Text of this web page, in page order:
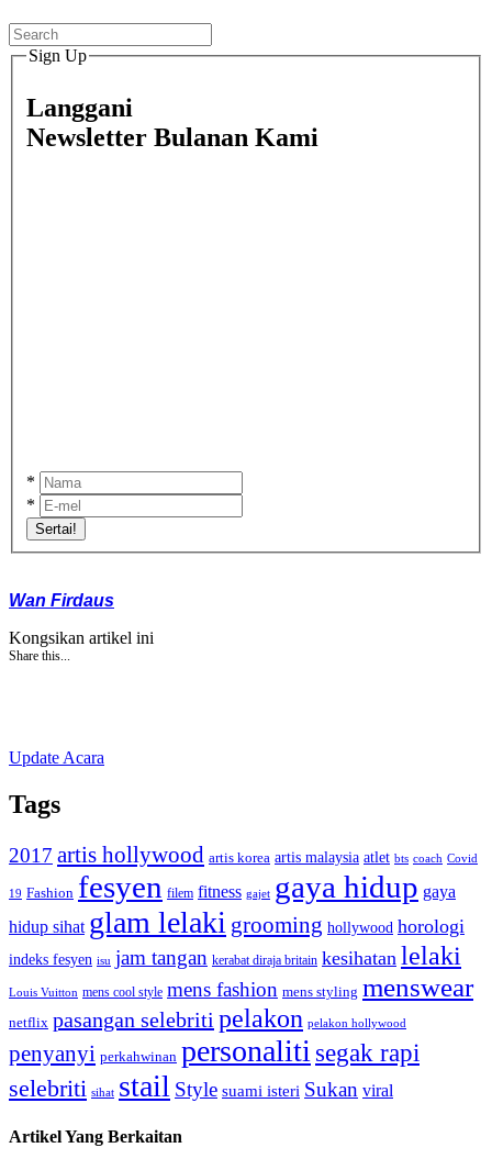
Sign Up
Langgani
Newsletter Bulanan Kami
*
*
Sertai!
Wan Firdaus
Kongsikan artikel ini
Share this...
Update Acara
Tags
2017 artis hollywood artis korea artis malaysia atlet bts coach Covid
19 Fashion fesyen filem fitness gajet gaya hidup gaya
hidup sihat glam lelaki grooming hollywood horologi
indeks fesyen isu jam tangan kerabat diraja britain kesihatan lelaki
Louis Vuitton mens cool style mens fashion mens styling menswear
netflix pasangan selebriti pelakon pelakon hollywood
penyanyi perkahwinan personaliti segak rapi
selebriti sihat stail Style suami isteri Sukan viral
Artikel Yang Berkaitan